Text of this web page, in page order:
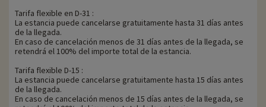
Tarifa flexible en D-31 :
La estancia puede cancelarse gratuitamente hasta 31 días antes
de la llegada.
En caso de cancelación menos de 31 días antes de la llegada, se
retendrá el 100% del importe total de la estancia.
Tarifa flexible D-15 :
La estancia puede cancelarse gratuitamente hasta 15 días antes
de la llegada.
En caso de cancelación menos de 15 días antes de la llegada, se